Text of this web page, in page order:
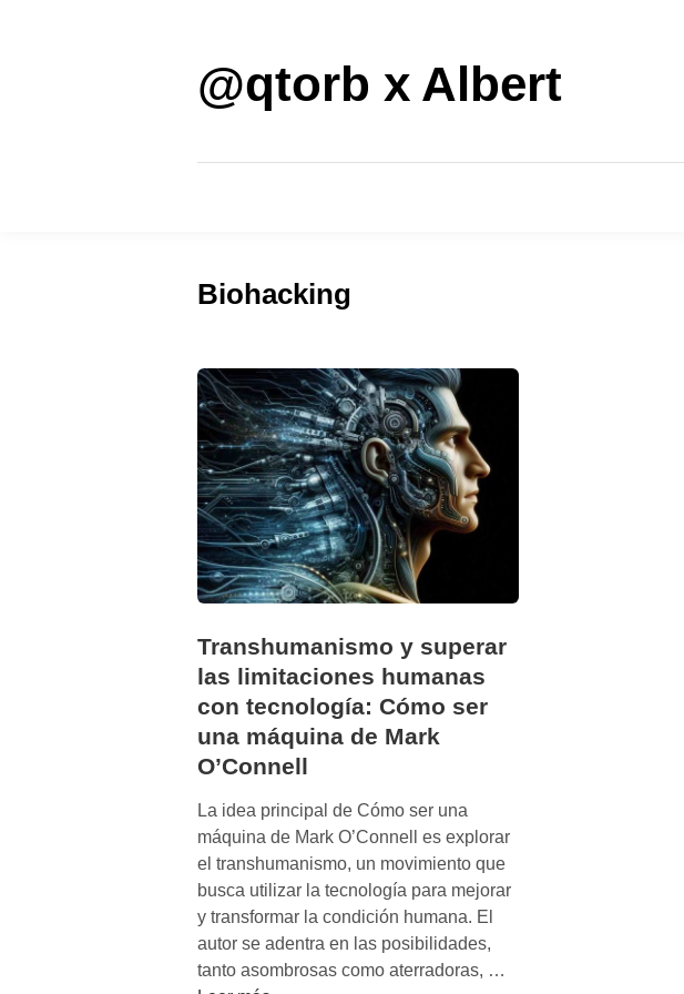
@qtorb x Albert
Biohacking
Transhumanismo y superar
las limitaciones humanas
con tecnología: Cómo ser
una máquina de Mark
O’Connell
La idea principal de Cómo ser una
máquina de Mark O’Connell es explorar
el transhumanismo, un movimiento que
busca utilizar la tecnología para mejorar
y transformar la condición humana. El
autor se adentra en las posibilidades,
tanto asombrosas como aterradoras, …